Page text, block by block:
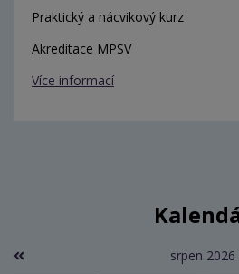
Praktický a nácvikový kurz
Akreditace MPSV
Více informací
srpen 2026